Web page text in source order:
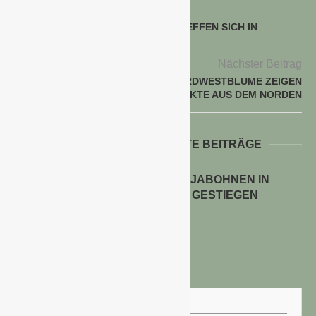
WERKERS WELT: MARKTLEITER TREFFEN SICH IN
Nächster Beitrag
LANDGARD U. NORDWESTBLUME ZEIGEN
BAUMSCHULPRODUKTE AUS DEM NORDEN
WEITERE INTERESSANTE BEITRÄGE
ANBAUFLÄCHEN FÜR SOJABOHNEN IN
DEUTSCHLAND STARK GESTIEGEN